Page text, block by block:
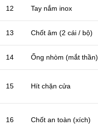
12 Tay nắm inox
13 Chốt âm (2 cái / bộ)
14 Ống nhòm (mắt thần)
15 Hít chặn cửa
16 Chốt an toàn (xích)